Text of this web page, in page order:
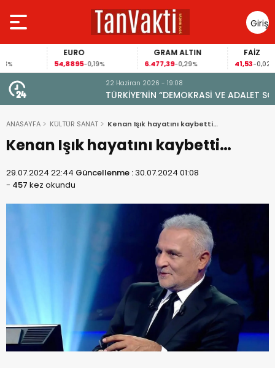
Giriş
Yap
EURO
54,8895-0,19%
GRAM ALTIN
6.477,39-0,29%
FAİZ
41,53-0,02%
22 Haziran 2026 - 19:08
TÜRKİYE’NİN “DEMOKRASİ VE ADALET SORUNU”
ANASAYFA KÜLTÜR SANAT Kenan Işık hayatını kaybetti…
Kenan Işık hayatını kaybetti…
29.07.2024 22:44 Güncellenme :30.07.2024 01:08
- 457 kez okundu